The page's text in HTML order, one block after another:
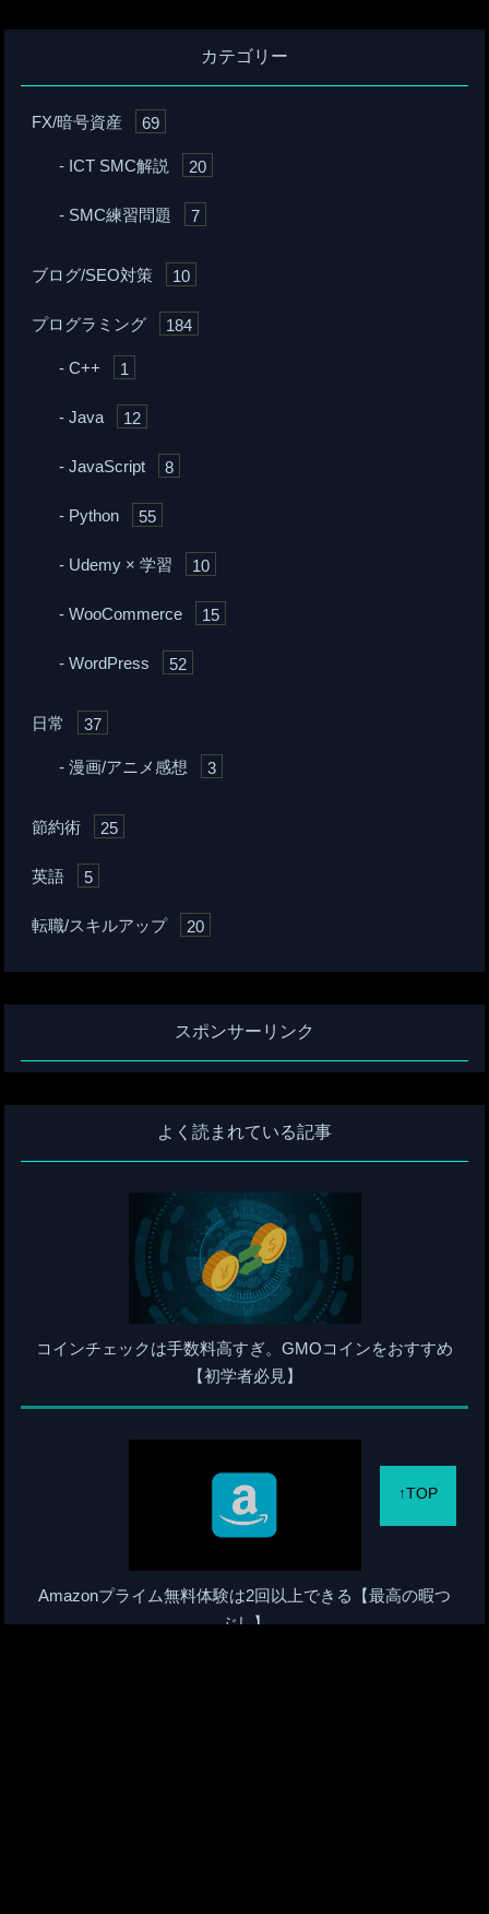
カテゴリー
FX/暗号資産 69
ICT SMC解説 20
SMC練習問題 7
ブログ/SEO対策 10
プログラミング 184
C++ 1
Java 12
JavaScript 8
Python 55
Udemy × 学習 10
WooCommerce 15
WordPress 52
日常 37
漫画/アニメ感想 3
節約術 25
英語 5
転職/スキルアップ 20
スポンサーリンク
よく読まれている記事
コインチェックは手数料高すぎ。GMOコインをおすすめ
【初学者必見】
Amazonプライム無料体験は2回以上できる【最高の暇つ
ぶし】
↑TOP